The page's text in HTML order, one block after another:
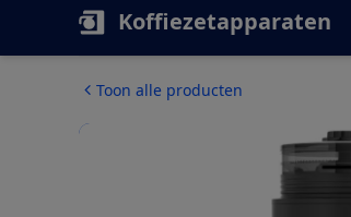
Koffiezetapparaten
Toon alle producten